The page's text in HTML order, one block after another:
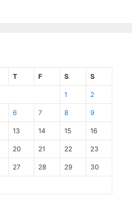
T F S S
1 2
6 7 8 9
13 14 15 16
20 21 22 23
27 28 29 30